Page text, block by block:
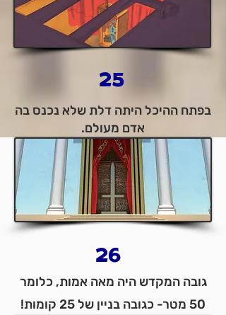
25
בפתח ההיכל היתה דלת שלא נכנס בה
אדם מעולם.
26
גובה המקדש היה מאה אמות, כלומר
50 מטר- כגובה בניין של 25 קומות!